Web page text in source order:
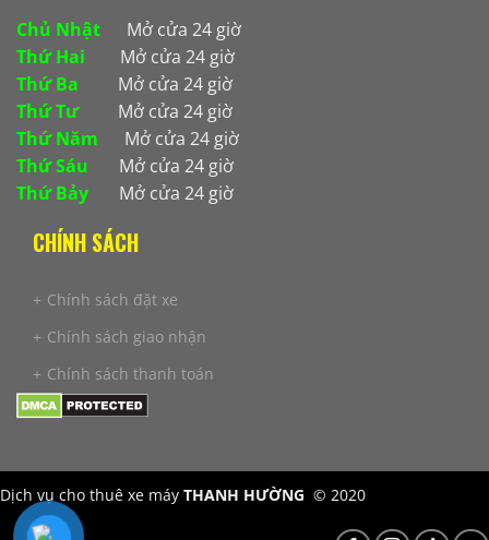
Chủ Nhật
Mở cửa 24 giờ
Thứ Hai
Mở cửa 24 giờ
Thứ Ba
Mở cửa 24 giờ
Thứ Tư
Mở cửa 24 giờ
Thứ Năm
Mở cửa 24 giờ
Thứ Sáu
Mở cửa 24 giờ
Thứ Bảy
Mở cửa 24 giờ
CHÍNH SÁCH
Chính sách đặt xe
Chính sách giao nhận
Chính sách thanh toán
Dịch vụ cho thuê xe máy THANH HƯỜNG © 2020